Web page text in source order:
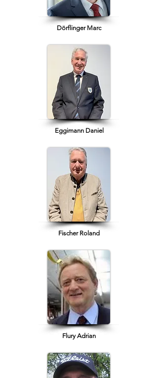
Dörflinger Marc
Eggimann Daniel
Fischer Roland
Flury Adrian